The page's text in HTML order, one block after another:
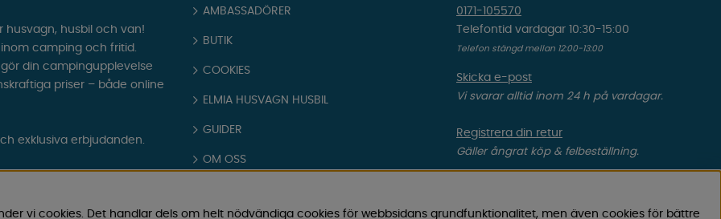
AMBASSADÖRER
BUTIK
COOKIES
ELMIA HUSVAGN HUSBIL
GUIDER
OM OSS
0171-105570
Telefontid vardagar 10:30-15:00
Telefon stängd mellan 12:00-13:00
Skicka e-post
Vi svarar alltid inom 24 h på vardagar.
Registrera din retur
Gäller ångrat köp & felbeställning.
Gäller defekt vara, transportskada etc.
husvagn, husbil och van!
camping och fritid.
din campingupplevelse
priser – både online
exklusiva erbjudanden.
vi cookies. Det handlar dels om helt nödvändiga cookies för webbsidans grundfunktionalitet, men även cookies för bättre